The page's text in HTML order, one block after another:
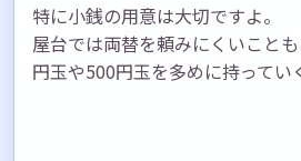
特に小銭の用意は大切ですよ。
屋台では両替を頼みにくいこと
円玉や500円玉を多めに持ってい